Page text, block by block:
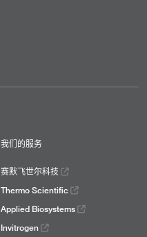
我们的服务
赛默飞世尔科技
Thermo Scientific
Applied Biosystems
Invitrogen